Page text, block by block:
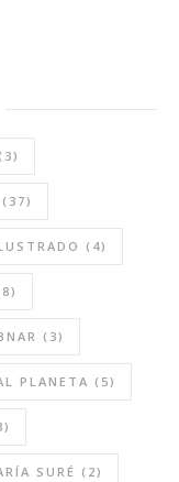
(3)
(37)
(4)
(3)
PLANETA (5)
SURÉ (2)